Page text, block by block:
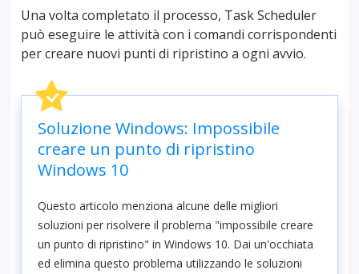
Una volta completato il processo, Task Scheduler
può eseguire le attività con i comandi corrispondenti
per creare nuovi punti di ripristino a ogni avvio.
Soluzione Windows: Impossibile
creare un punto di ripristino
Windows 10
Questo articolo menziona alcune delle migliori
soluzioni per risolvere il problema "impossibile creare
un punto di ripristino" in Windows 10. Dai un'occhiata
ed elimina questo problema utilizzando le soluzioni